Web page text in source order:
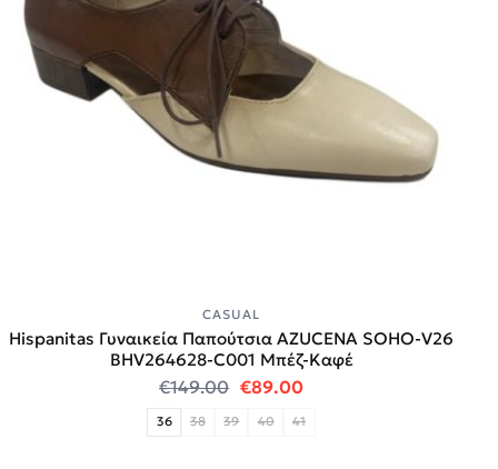
CASUAL
Hispanitas Γυναικεία Παπούτσια AZUCENA SOHO-V26
BHV264628-C001 Μπέζ-Καφέ
€149.00 Original price was: €149.00.
€89.00Η τρέχουσα τιμή
36 38 39 40 41